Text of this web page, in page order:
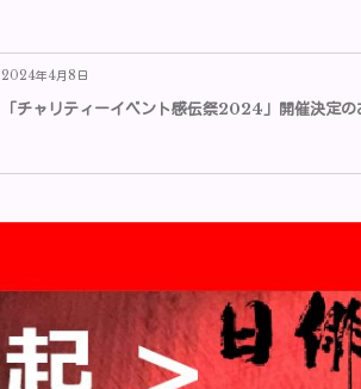
2024年4月8日
「チャリティーイベント感伝祭2024」開催決定の